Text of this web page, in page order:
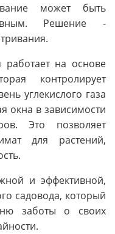
может быть
Решение -
на основе
контролирует
углекислого газа
окна в зависимости
Это позволяет
для растений,
и эффективной,
садовода, который
заботы о своих